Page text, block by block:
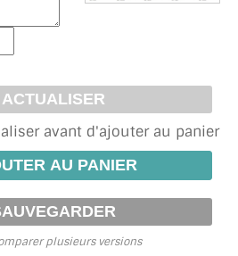
avant d'ajouter au panier
plusieurs versions